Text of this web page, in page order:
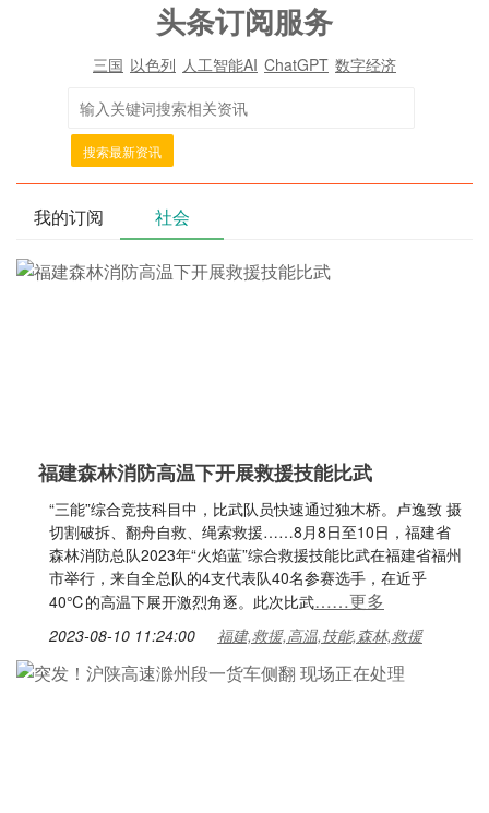
头条订阅服务
三国 以色列 人工智能AI ChatGPT 数字经济
搜索最新资讯
我的订阅 社会
福建森林消防高温下开展救援技能比武
“三能”综合竞技科目中，比武队员快速通过独木桥。卢逸致 摄
切割破拆、翻舟自救、绳索救援……8月8日至10日，福建省
森林消防总队2023年“火焰蓝”综合救援技能比武在福建省福州
市举行，来自全总队的4支代表队40名参赛选手，在近乎
40℃的高温下展开激烈角逐。此次比武……更多
2023-08-10 11:24:00 福建,救援,高温,技能,森林,救援